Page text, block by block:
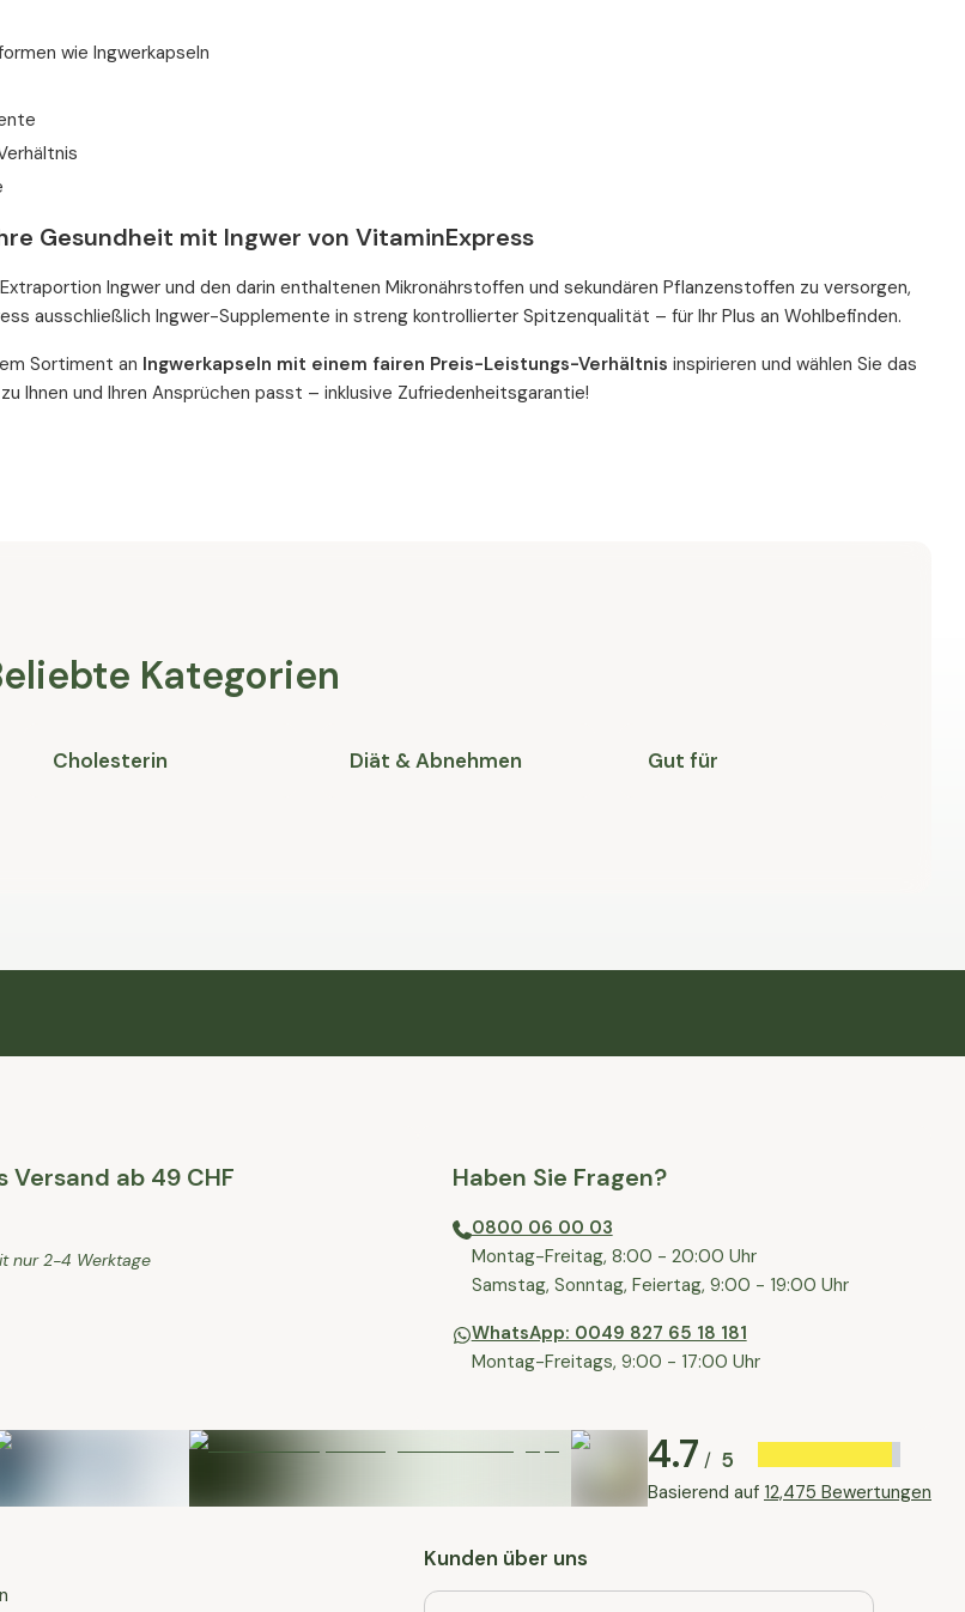
wie Ingwerkapseln
Gesundheit mit Ingwer von VitaminExpress
Ingwer und den darin enthaltenen Mikronährstoffen und sekundären Pflanzenstoffen zu versorgen,
ausschließlich Ingwer-Supplemente in streng kontrollierter Spitzenqualität – für Ihr Plus an Wohlbefinden.
Sortiment an Ingwerkapseln mit einem fairen Preis-Leistungs-Verhältnis inspirieren und wählen Sie das
Ihnen und Ihren Ansprüchen passt – inklusive Zufriedenheitsgarantie!
Kategorien
Cholesterin Diät & Abnehmen Gut für
Versand ab 49 CHF
nur 2-4 Werktage
Haben Sie Fragen?
0800 06 00 03
⁠Montag-Freitag, 8:00 - 20:00 Uhr
⁠Samstag, Sonntag, Feiertag, 9:00 - 19:00 Uhr
WhatsApp: 0049 827 65 18 181
Montag-Freitags, 9:00 - 17:00 Uhr
4.7 / 5
Basierend auf 12,475 Bewertungen
Kunden über uns